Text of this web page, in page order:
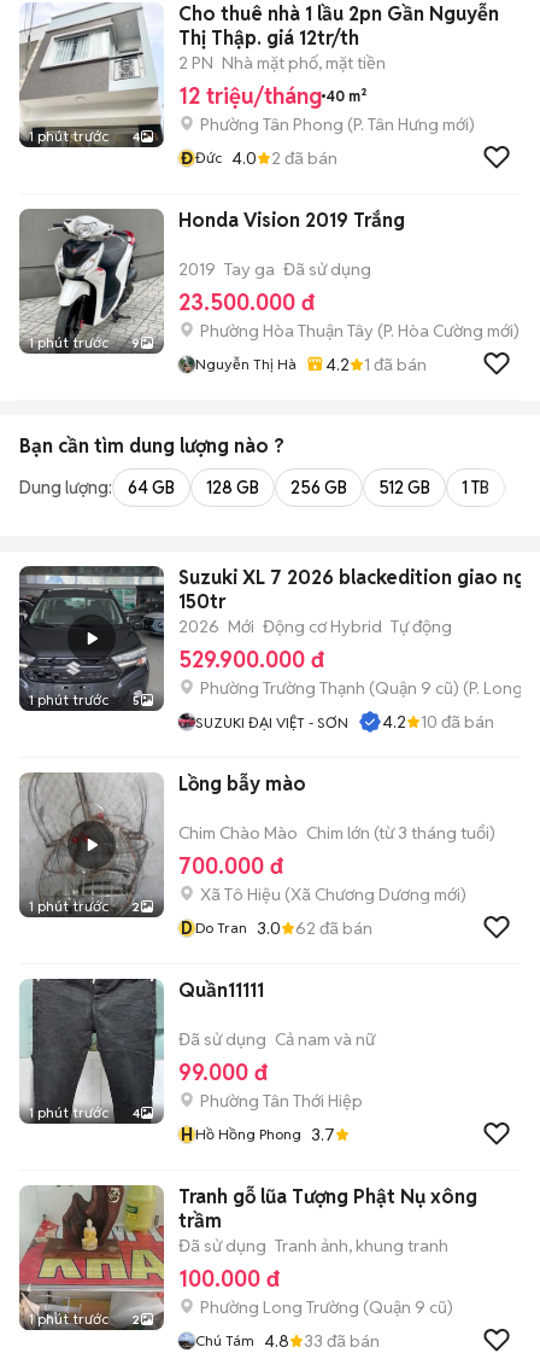
1 phút trước 4
Cho thuê nhà 1 lầu 2pn Gần Nguyễn
Thị Thập. giá 12tr/th
2 PN Nhà mặt phố, mặt tiền
12 triệu/tháng 40 m²
Phường Tân Phong (P. Tân Hưng mới)
ĐĐức 4.0 2 đã bán
1 phút trước 9
Honda Vision 2019 Trắng
2019 Tay ga Đã sử dụng
23.500.000 đ
Phường Hòa Thuận Tây (P. Hòa Cường mới)
Nguyễn Thị Hà 4.2 1 đã bán
Bạn cần tìm dung lượng nào ?
Dung lượng: 64 GB 128 GB 256 GB 512 GB 1 TB
1 phút trước 5
Suzuki XL 7 2026 blackedition giao
150tr
2026 Mới Động cơ Hybrid Tự động
529.900.000 đ
Phường Trường Thạnh (Quận 9 cũ) (P. Long
SUZUKI ĐẠI VIỆT - SƠN 4.2 10 đã bán
1 phút trước 2
Lồng bẫy mào
Chim Chào Mào Chim lớn (từ 3 tháng tuổi)
700.000 đ
Xã Tô Hiệu (Xã Chương Dương mới)
DDo Tran 3.0 62 đã bán
1 phút trước 4
Quần11111
Đã sử dụng Cả nam và nữ
99.000 đ
Phường Tân Thới Hiệp
HHồ Hồng Phong 3.7
1 phút trước 2
Tranh gỗ lũa Tượng Phật Nụ xông
trầm
Đã sử dụng Tranh ảnh, khung tranh
100.000 đ
Phường Long Trường (Quận 9 cũ)
Chú Tám 4.8 33 đã bán